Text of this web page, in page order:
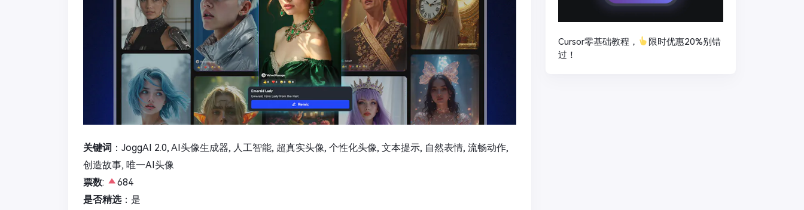
关键词 ：JoggAI 2.0, AI头像生成器, 人工智能, 超真实头像, 个性化头像, 文本提示, 自然表情, 流畅动作,
创造故事, 唯一AI头像
票数:
684
是否精选：是
Cursor零基础教程，
限时优惠20%别错
过！